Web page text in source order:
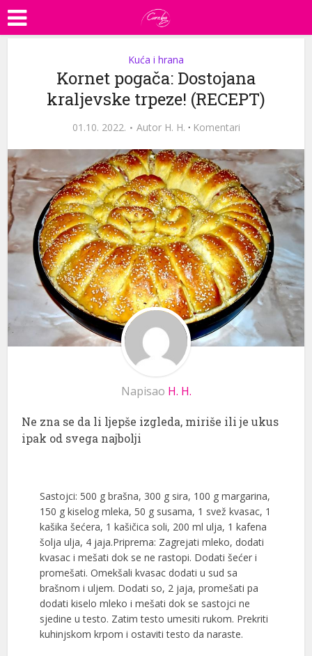
Kuća i hrana
Kornet pogača: Dostojana
kraljevske trpeze! (RECEPT)
01.10. 2022. Autor H. H. · Komentari
Napisao H. H.
Ne zna se da li ljepše izgleda, miriše ili je ukus
ipak od svega najbolji
Sastojci: 500 g brašna, 300 g sira, 100 g margarina,
150 g kiselog mleka, 50 g susama, 1 svež kvasac, 1
kašika šećera, 1 kašičica soli, 200 ml ulja, 1 kafena
šolja ulja, 4 jaja.Priprema: Zagrejati mleko, dodati
kvasac i mešati dok se ne rastopi. Dodati šećer i
promešati. Omekšali kvasac dodati u sud sa
brašnom i uljem. Dodati so, 2 jaja, promešati pa
dodati kiselo mleko i mešati dok se sastojci ne
sjedine u testo. Zatim testo umesiti rukom. Prekriti
kuhinjskom krpom i ostaviti testo da naraste.